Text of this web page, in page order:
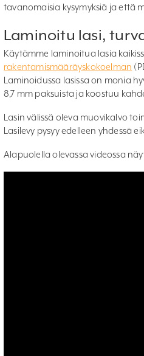
tavanomaisia kysymyksiä ja että
Laminoitu lasi,
Käytämme laminoitua lasia
rakentamismääräyskokoelman
Laminoidussa lasissa on monia
8,7 mm paksuista ja koostuu
Lasin välissä oleva muovikalvo
Lasilevy pysyy edelleen yhdessä
Alapuolella olevassa videossa